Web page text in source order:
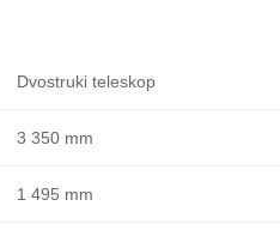
Dvostruki teleskop
3 350 mm
1 495 mm